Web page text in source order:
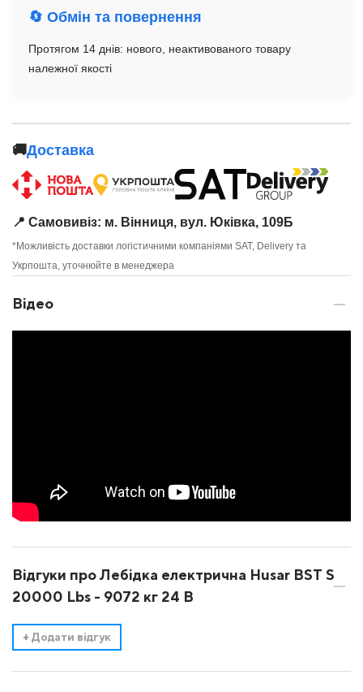
🔄 Обмін та повернення
Протягом 14 днів: нового, неактивованого товару
належної якості
🚚Доставка
📍 Самовивіз: м. Вінниця, вул. Юківка, 109Б
*Можливість доставки логістичними компаніями SAT, Delivery та
Укрпошта, уточнюйте в менеджера
Відео
Відгуки про Лебідка електрична Husar BST S
20000 Lbs - 9072 кг 24 В
+ Додати відгук